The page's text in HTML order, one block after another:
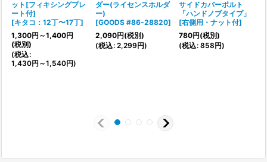
ット[フィキシングプレ
ート付]
[キタコ：12丁〜17丁]
1,300円 ～1,400円
(税別)
(税込:
1,430円 ～1,540円)
ダー(ライセンスホルダ
ー)
[GOODS #86-28820]
2,090円(税別)
(税込: 2,299円)
サイドカバーボルト
「ハンドノブタイプ」
[右側用・ナット付]
780円(税別)
(税込: 858円)